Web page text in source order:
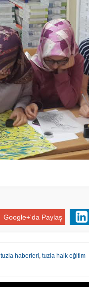
Google+'da Paylaş
tuzla haberleri, tuzla halk eğitim